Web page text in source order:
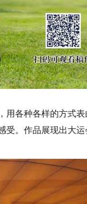
各种各样的方式表
受。作品展现出大